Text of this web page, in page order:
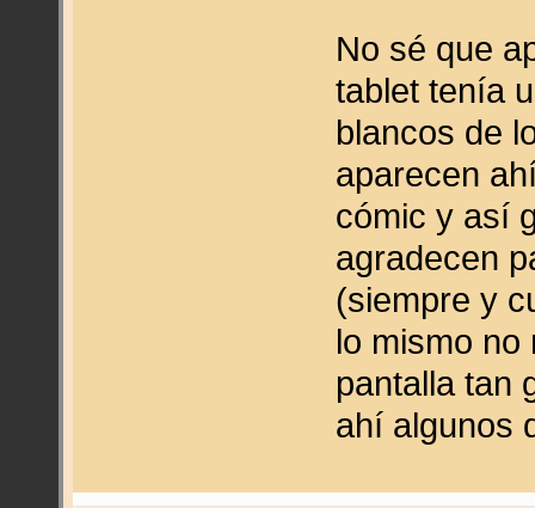
No sé que
tablet tenía
blancos de
aparecen
cómic y así
agradecen
(siempre y
lo mismo no
pantalla tan
ahí algunos